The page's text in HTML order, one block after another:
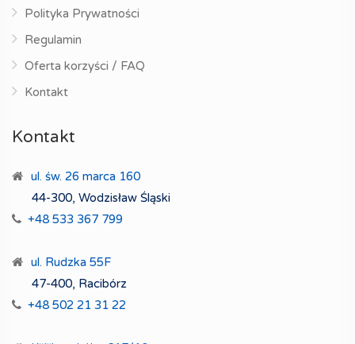
Polityka Prywatności
Regulamin
Oferta korzyści / FAQ
Kontakt
Kontakt
ul. św. 26 marca 160
44-300, Wodzisław Śląski
+48 533 367 799
ul. Rudzka 55F
47-400, Racibórz
+48 502 21 31 22